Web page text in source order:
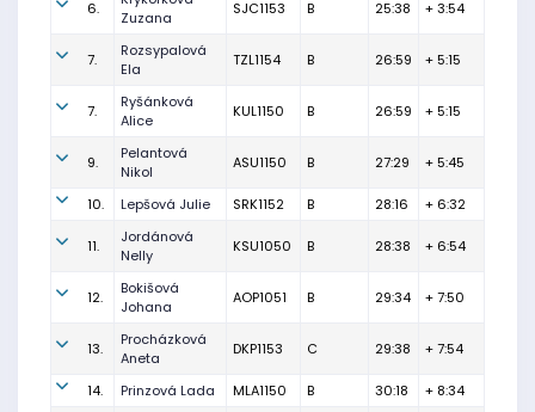
6.
Zuzana
SJC1153 B 25:38 + 3:54
7.
Rozsypalová
Ela
TZL1154 B 26:59 + 5:15
7.
Ryšánková
Alice
KUL1150 B 26:59 + 5:15
9.
Pelantová
Nikol
ASU1150 B 27:29 + 5:45
10. Lepšová Julie SRK1152 B 28:16 + 6:32
11.
Jordánová
Nelly
KSU1050 B 28:38 + 6:54
12.
Bokišová
Johana
AOP1051 B 29:34 + 7:50
13.
Procházková
Aneta
DKP1153 C 29:38 + 7:54
14. Prinzová Lada MLA1150 B 30:18 + 8:34